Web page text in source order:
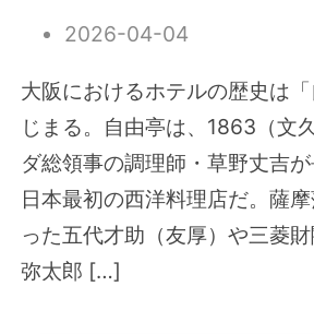
2026-04-04
大阪におけるホテルの歴史は
じまる。自由亭は、1863（文
ダ総領事の調理師・草野丈吉
日本最初の西洋料理店だ。薩
った五代才助（友厚）や三菱
弥太郎 […]